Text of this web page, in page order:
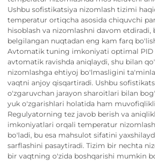
Ushbu sofistikatsiya nizomlash tizimi
temperatur ortiqcha asosida chiquvchi
hisoblash va nizomlashni davom etdiradi,
belgilangan nuqtadan eng kam farq
Avtomatik tuning imkoniyati optimal
avtomatik ravishda aniqlaydi, shu bilan
nizomlashga ehtiyoj bo'lmasligini
vaqtni anjoy qisqartiradi. Ushbu
o'zgaruvchan jarayon sharoitlari bilan
yuk o'zgarishlari holatida ham
Regulyatorning tez javob berish va
imkoniyatlari orqali temperatur
bo'ladi, bu esa mahsulot sifatini
sarflashini pasaytiradi. Tizim bir nechta
bir vaqtning o'zida boshqarishi mumkin